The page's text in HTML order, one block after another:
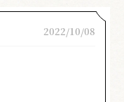
2022/10/08